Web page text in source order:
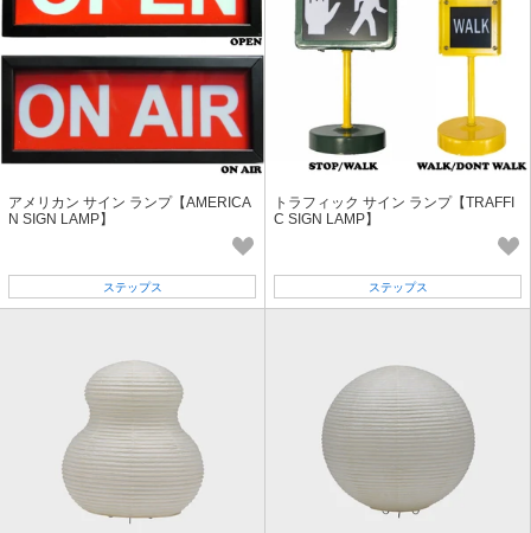
アメリカン サイン ランプ【AMERICA
N SIGN LAMP】
ステップス
トラフィック サイン ランプ【TRAFFI
C SIGN LAMP】
ステップス